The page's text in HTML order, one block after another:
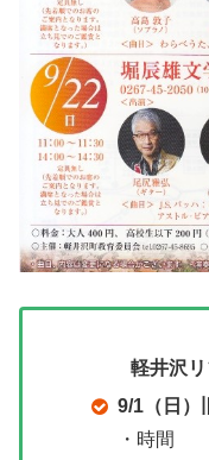
軽井沢
9/1（日）
・時間